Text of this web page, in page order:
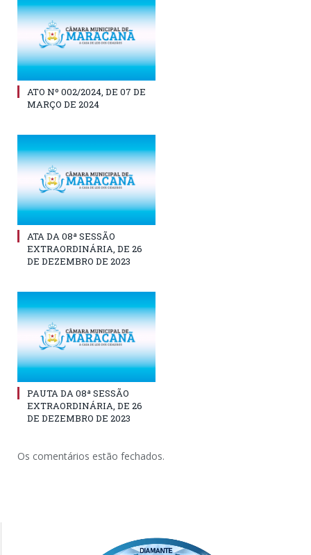
ATO Nº 002/2024, DE 07 DE
MARÇO DE 2024
ATA DA 08ª SESSÃO
EXTRAORDINÁRIA, DE 26
DE DEZEMBRO DE 2023
PAUTA DA 08ª SESSÃO
EXTRAORDINÁRIA, DE 26
DE DEZEMBRO DE 2023
Os comentários estão fechados.